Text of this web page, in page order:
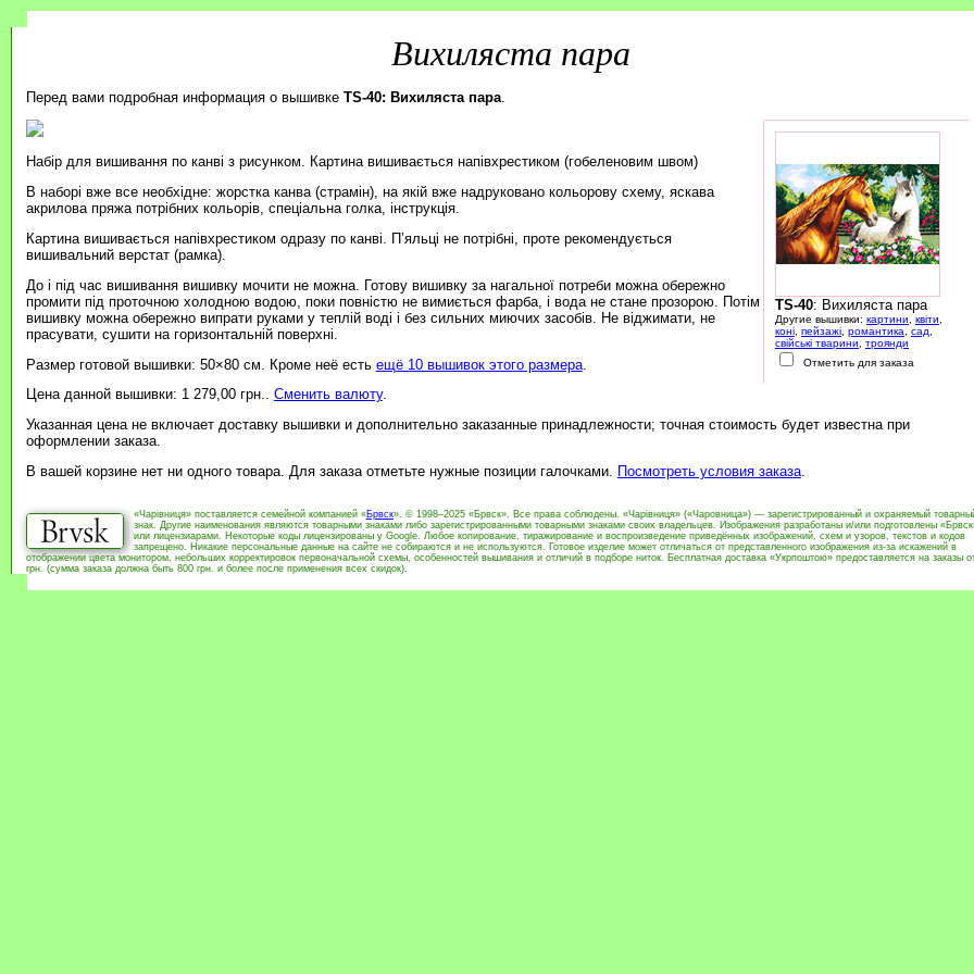
Вихиляста пара
Перед вами подробная информация о вышивке TS-40: Вихиляста пара.
TS-40: Вихиляста пара
Другие вышивки: картини квіти
коні пейзажі романтика сад
свійські тварини
троянди
Отметить для заказа
Набір для вишивання по канві з рисунком. Картина вишивається напівхрестиком (гобеленовим швом)
В наборі вже все необхідне: жорстка канва (страмін), на якій вже надруковано кольорову схему, яскава
акрилова пряжа потрібних кольорів, спеціальна голка, інструкція.
Картина вишивається напівхрестиком одразу по канві. П’яльці не потрібні, проте рекомендується
вишивальний верстат (рамка).
До і під час вишивання вишивку мочити не можна. Готову вишивку за нагальної потреби можна обережно
промити під проточною холодною водою, поки повністю не вимиється фарба, і вода не стане прозорою. Потім
вишивку можна обережно випрати руками у теплій воді і без сильних миючих засобів. Не віджимати, не
прасувати, сушити на горизонтальній поверхні.
Размер готовой вышивки: 50×80 см. Кроме неё есть ещё 10 вышивок этого размера.
Цена данной вышивки: 1 279,00 грн.. Сменить валюту.
Указанная цена не включает доставку вышивки и дополнительно заказанные принадлежности; точная стоимость будет известна при
оформлении заказа.
В вашей корзине нет ни одного товара. Для заказа отметьте нужные позиции галочками.
Посмотреть условия заказа.
«Чарівниця» поставляется семейной компанией «Брвск». © 1998–2025 «Брвск». Все права соблюдены. «Чарівниця» («Чаровница») — зарегистрированный и охраняемый
знак. Другие наименования являются товарными знаками либо зарегистрированными товарными знаками своих владельцев. Изображения разработаны и/или подготовлены
или лицензиарами. Некоторые коды лицензированы у Google. Любое копирование, тиражирование и воспроизведение приведённых изображений, схем и узоров, текстов и кодов
запрещено. Никакие персональные данные на сайте не собираются и не используются. Готовое изделие может отличаться от представленного изображения из-за искажений в
отображении цвета монитором, небольших корректировок первоначальной схемы, особенностей вышивания и отличий в подборе ниток. Бесплатная доставка «Укрпоштою» предоставляется на заказы
грн. (сумма заказа должна быть 800 грн. и более после применения всех скидок).